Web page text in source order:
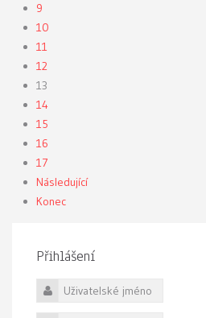
9
10
11
12
13
14
15
16
17
Následující
Konec
Přihlášení
Uživatelské jméno